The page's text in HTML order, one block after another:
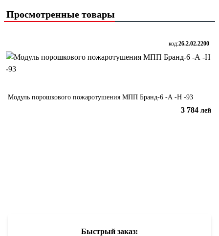
Просмотренные товары
код:26.2.02.2200
Модуль порошкового пожаротушения МПП Бранд-6 -А -Н -93
3 784 лей
Быстрый заказ: